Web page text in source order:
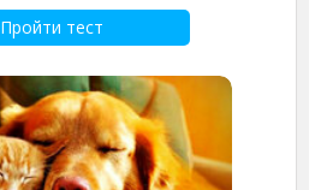
Пройти тест